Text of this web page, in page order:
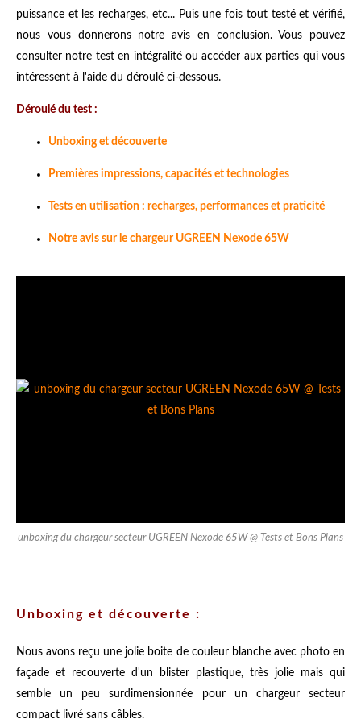
puissance et les recharges, etc... Puis une fois tout testé et vérifié,
nous vous donnerons notre avis en conclusion. Vous pouvez
consulter notre test en intégralité ou accéder aux parties qui vous
intéressent à l'aide du déroulé ci-dessous.
Déroulé du test :
Unboxing et découverte
Premières impressions, capacités et technologies
Tests en utilisation : recharges, performances et praticité
Notre avis sur le chargeur UGREEN Nexode 65W
unboxing du chargeur secteur UGREEN Nexode 65W @ Tests et Bons Plans
Unboxing et découverte :
Nous avons reçu une jolie boite de couleur blanche avec photo en
façade et recouverte d'un blister plastique, très jolie mais qui
semble un peu surdimensionnée pour un chargeur secteur
compact livré sans câbles.